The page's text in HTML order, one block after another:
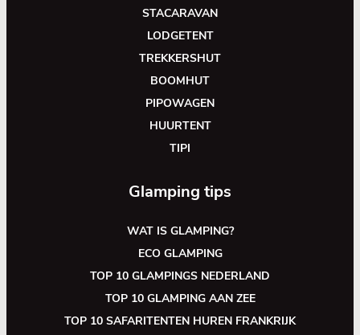
STACARAVAN
LODGETENT
TREKKERSHUT
BOOMHUT
PIPOWAGEN
HUURTENT
TIPI
Glamping tips
WAT IS GLAMPING?
ECO GLAMPING
TOP 10 GLAMPINGS NEDERLAND
TOP 10 GLAMPING AAN ZEE
TOP 10 SAFARITENTEN HUREN FRANKRIJK